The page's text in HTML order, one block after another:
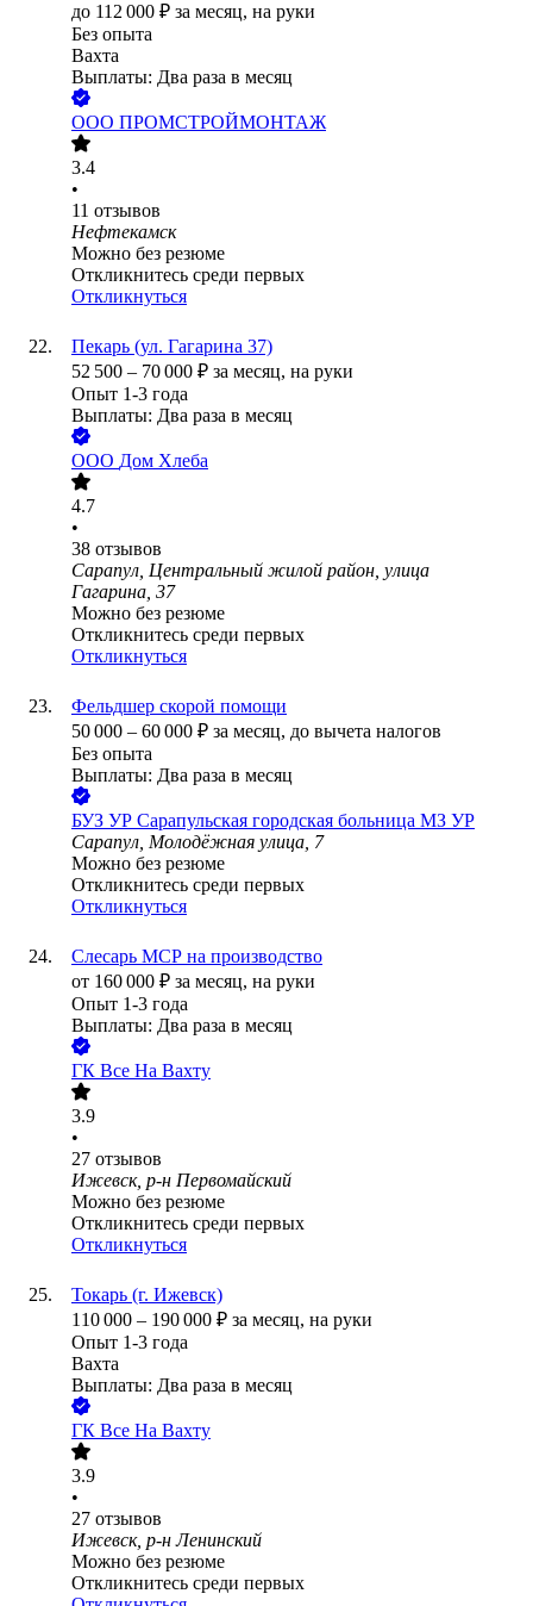
до 112 000 ₽ за месяц, на руки
Без опыта
Вахта
Выплаты: Два раза в месяц
ООО ПРОМСТРОЙМОНТАЖ
3.4
•
11 отзывов
Нефтекамск
Можно без резюме
Откликнитесь среди первых
Откликнуться
Пекарь (ул. Гагарина 37)
52 500 – 70 000 ₽ за месяц, на руки
Опыт 1-3 года
Выплаты: Два раза в месяц
ООО Дом Хлеба
4.7
•
38 отзывов
Сарапул, Центральный жилой район, улица
Гагарина, 37
Можно без резюме
Откликнитесь среди первых
Откликнуться
Фельдшер скорой помощи
50 000 – 60 000 ₽ за месяц, до вычета налогов
Без опыта
Выплаты: Два раза в месяц
БУЗ УР Сарапульская городская больница МЗ УР
Сарапул, Молодёжная улица, 7
Можно без резюме
Откликнитесь среди первых
Откликнуться
Слесарь МСР на производство
от 160 000 ₽ за месяц, на руки
Опыт 1-3 года
Выплаты: Два раза в месяц
ГК Все На Вахту
3.9
•
27 отзывов
Ижевск, р-н Первомайский
Можно без резюме
Откликнитесь среди первых
Откликнуться
Токарь (г. Ижевск)
110 000 – 190 000 ₽ за месяц, на руки
Опыт 1-3 года
Вахта
Выплаты: Два раза в месяц
ГК Все На Вахту
3.9
•
27 отзывов
Ижевск, р-н Ленинский
Можно без резюме
Откликнитесь среди первых